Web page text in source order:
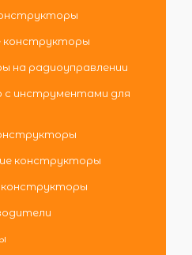
конструкторы
на радиоуправлении
инструментами для
конструкторы